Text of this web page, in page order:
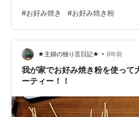
#お好み焼き #お好み焼き粉
★主婦の独り言日記★ • 6年前
我が家でお好み焼き粉を使って
ーティー！！